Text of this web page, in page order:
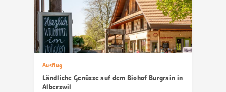
Ausflug
Ländliche Genüsse auf dem Biohof Burgrain in
Alberswil